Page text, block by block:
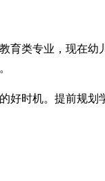
类专业，现在
时机。提前规划